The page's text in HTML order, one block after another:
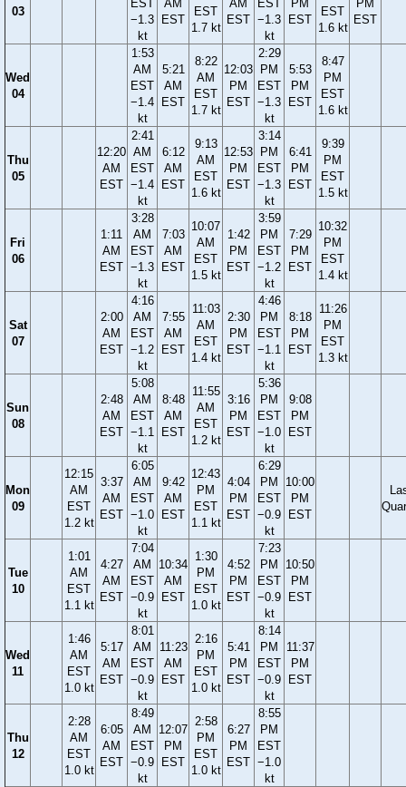
03
EST
−1.3
kt
AM
EST
EST
1.7 kt
AM
EST
EST
−1.3
kt
PM
EST
EST
1.6 kt
PM
EST
Wed
04
1:53
AM
EST
−1.4
kt
5:21
AM
EST
8:22
AM
EST
1.7 kt
12:03
PM
EST
2:29
PM
EST
−1.3
kt
5:53
PM
EST
8:47
PM
EST
1.6 kt
Thu
05
12:20
AM
EST
2:41
AM
EST
−1.4
kt
6:12
AM
EST
9:13
AM
EST
1.6 kt
12:53
PM
EST
3:14
PM
EST
−1.3
kt
6:41
PM
EST
9:39
PM
EST
1.5 kt
Fri
06
1:11
AM
EST
3:28
AM
EST
−1.3
kt
7:03
AM
EST
10:07
AM
EST
1.5 kt
1:42
PM
EST
3:59
PM
EST
−1.2
kt
7:29
PM
EST
10:32
PM
EST
1.4 kt
Sat
07
2:00
AM
EST
4:16
AM
EST
−1.2
kt
7:55
AM
EST
11:03
AM
EST
1.4 kt
2:30
PM
EST
4:46
PM
EST
−1.1
kt
8:18
PM
EST
11:26
PM
EST
1.3 kt
Sun
08
2:48
AM
EST
5:08
AM
EST
−1.1
kt
8:48
AM
EST
11:55
AM
EST
1.2 kt
3:16
PM
EST
5:36
PM
EST
−1.0
kt
9:08
PM
EST
Mon
09
12:15
AM
EST
1.2 kt
3:37
AM
EST
6:05
AM
EST
−1.0
kt
9:42
AM
EST
12:43
PM
EST
1.1 kt
4:04
PM
EST
6:29
PM
EST
−0.9
kt
10:00
PM
EST
Tue
10
1:01
AM
EST
1.1 kt
4:27
AM
EST
7:04
AM
EST
−0.9
kt
10:34
AM
EST
1:30
PM
EST
1.0 kt
4:52
PM
EST
7:23
PM
EST
−0.9
kt
10:50
PM
EST
Wed
11
1:46
AM
EST
1.0 kt
5:17
AM
EST
8:01
AM
EST
−0.9
kt
11:23
AM
EST
2:16
PM
EST
1.0 kt
5:41
PM
EST
8:14
PM
EST
−0.9
kt
11:37
PM
EST
Thu
12
2:28
AM
EST
1.0 kt
6:05
AM
EST
8:49
AM
EST
−0.9
kt
12:07
PM
EST
2:58
PM
EST
1.0 kt
6:27
PM
EST
8:55
PM
EST
−1.0
kt